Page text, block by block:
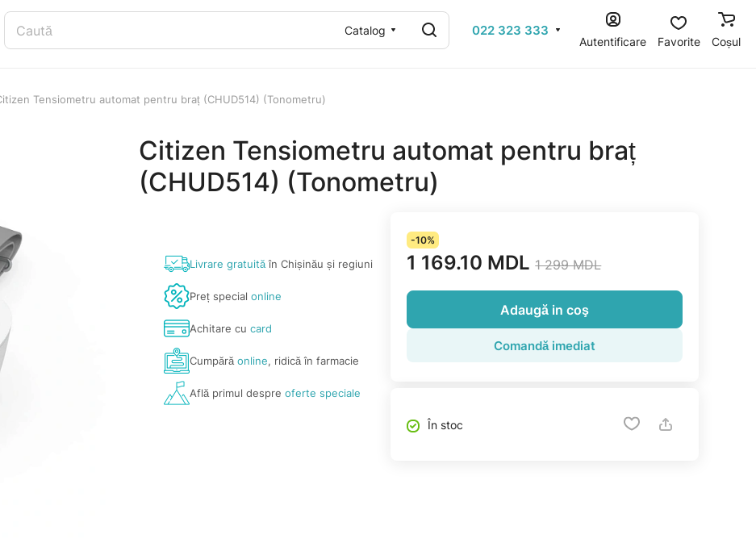
Catalog 022 323 333
Autentificare Favorite Coșul
Tensiometru automat pentru braț (CHUD514) (Tonometru)
Citizen Tensiometru automat pentru braț
(CHUD514) (Tonometru)
Livrare gratuităîn Chișinău și regiuni
Preț specialonline
Achitare cucard
Cumpărăonline, ridică în farmacie
Află primul despreoferte speciale
-10%
1 169.10 MDL 1 299 MDL
Adaugă in coş
Comandă imediat
În stoc